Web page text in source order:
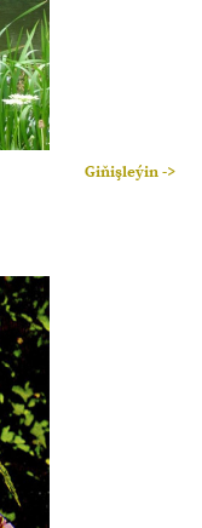
Giňişleýin ->